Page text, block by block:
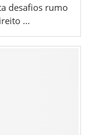
desafios rumo
…